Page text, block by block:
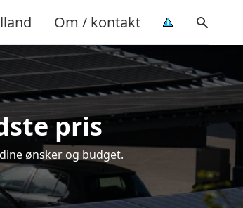
Om / kontakt
pris
ønsker og budget.